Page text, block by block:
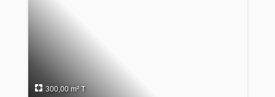
300,00 m² T